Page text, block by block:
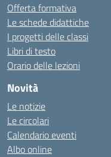
Offerta formativa
Le schede didattiche
I progetti delle classi
Libri di testo
Orario delle lezioni
Novità
Le notizie
Le circolari
Calendario eventi
Albo online